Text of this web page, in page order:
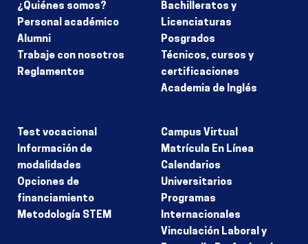
¿Quiénes somos?
Personal académico
Alumni
Trabaje con nosotros
Reglamentos
Bachilleratos y
Licenciaturas
Posgrados
Técnicos, cursos y
certificaciones
Academia de Inglés
Test vocacional
Información de
modalidades
Opciones de
financiamiento
Metodología STEM
Campus Virtual
Matrícula En Línea
Calendarios
Universitarios
Programas
Internacionales
Vinculación Laboral y